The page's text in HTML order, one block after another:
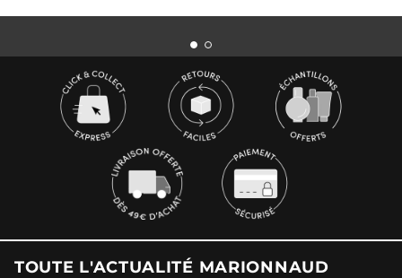
TOUTE L'ACTUALITÉ MARIONNAUD